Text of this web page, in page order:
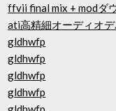
ffvii final mix + modダ
ati高精細オーディオ
gldhwfp
gldhwfp
gldhwfp
gldhwfp